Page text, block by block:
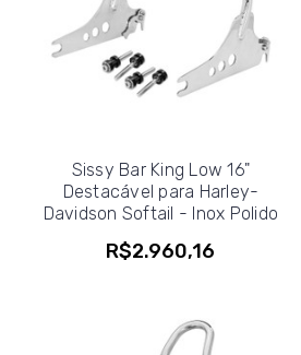
Sissy Bar King Low 16"
Destacável para Harley-
Davidson Softail - Inox Polido
R$2.960,16